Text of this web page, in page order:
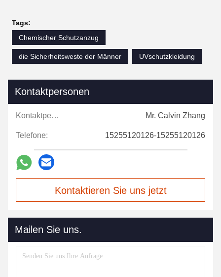
Tags:
Chemischer Schutzanzug
die Sicherheitsweste der Männer UVschutzkleidung
Kontaktpersonen
Kontaktpersonen: Mr. Calvin Zhang
Telefone: 15255120126-15255120126
Kontaktieren Sie uns jetzt
Mailen Sie uns.